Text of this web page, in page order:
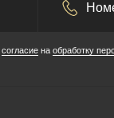
согласие на обработку